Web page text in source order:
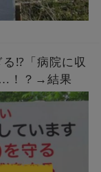
る⁉「病院に収
…！？→結果